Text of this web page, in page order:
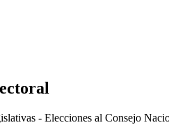
- Elecciones al Consejo